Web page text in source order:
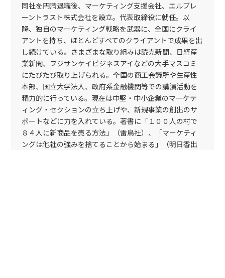
同社を円満退職後、マーケティング支援会社、エルブレ
ーントラスト株式会社を設立。代表取締役に就任。以
降、独自のマーケティング戦略を武器に、全国にクライ
アントを持ち、ほとんどすべてのクライアントで成果を出
し続けている。さまざまな取り組みは読売新聞、日経産
業新聞、フジサンケイビジネスアイなどの大手マスコミ
にたびたび取り上げられる。全国の商工会議所や生産性
本部、国立大学法人、政府系金融機関等での講演活動を
精力的に行っている。現在は中堅・中小企業のマーケテ
ィング・セクションの立ち上げや、新規事業の創出のサ
ポートなどに力を入れている。著書に「１００人の村で
８４人に新商品を売る方法」（雷鳥社）、「マーケティ
ングは他社の強みを捨てることから始まる」（明日香出